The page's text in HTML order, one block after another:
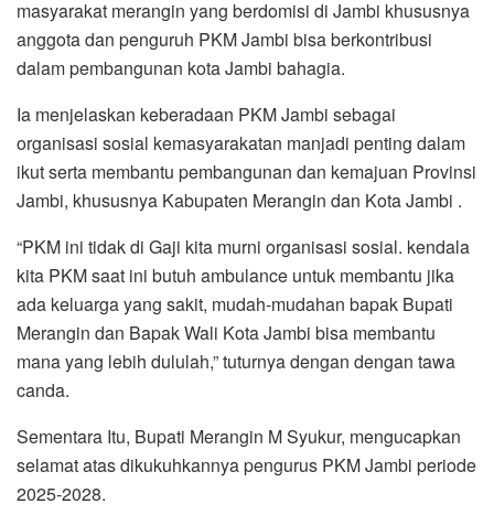
masyarakat merangin yang berdomisi di Jambi khususnya
anggota dan penguruh PKM Jambi bisa berkontribusi
dalam pembangunan kota Jambi bahagia.
Ia menjelaskan keberadaan PKM Jambi sebagai
organisasi sosial kemasyarakatan manjadi penting dalam
ikut serta membantu pembangunan dan kemajuan Provinsi
Jambi, khususnya Kabupaten Merangin dan Kota Jambi .
“PKM ini tidak di Gaji kita murni organisasi sosial. kendala
kita PKM saat ini butuh ambulance untuk membantu jika
ada keluarga yang sakit, mudah-mudahan bapak Bupati
Merangin dan Bapak Wali Kota Jambi bisa membantu
mana yang lebih dululah,” tuturnya dengan dengan tawa
canda.
Sementara Itu, Bupati Merangin M Syukur, mengucapkan
selamat atas dikukuhkannya pengurus PKM Jambi periode
2025-2028.